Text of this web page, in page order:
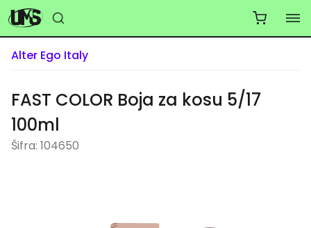
Alter Ego Italy
FAST COLOR Boja za kosu 5/17
100ml
Šifra: 104650